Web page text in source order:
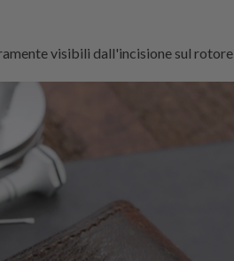
visibili dall'incisione sul rotore